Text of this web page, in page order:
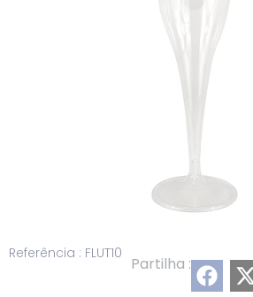
Referência : FLUT10
Partilha :